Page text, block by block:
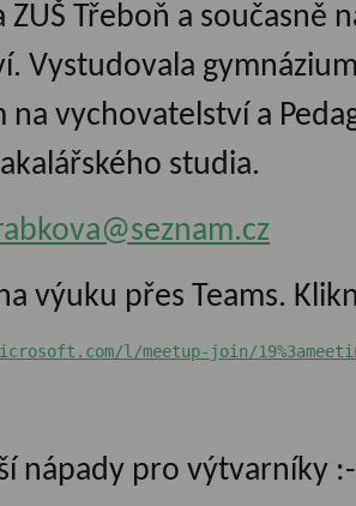
ZUŠ Třeboň a současně
Vystudovala
na vychovatelství a
studia.
výuku přes Teams.
l/meetup-join/
nápady pro výtvarníky